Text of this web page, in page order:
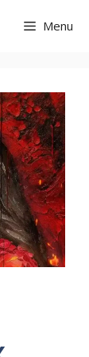
Menu